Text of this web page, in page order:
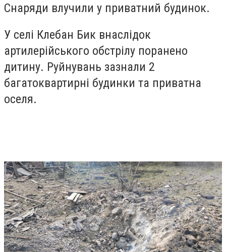
Снаряди влучили у приватний будинок.
У селі Клебан Бик внаслідок
артилерійського обстрілу поранено
дитину. Руйнувань зазнали 2
багатоквартирні будинки та приватна
оселя.